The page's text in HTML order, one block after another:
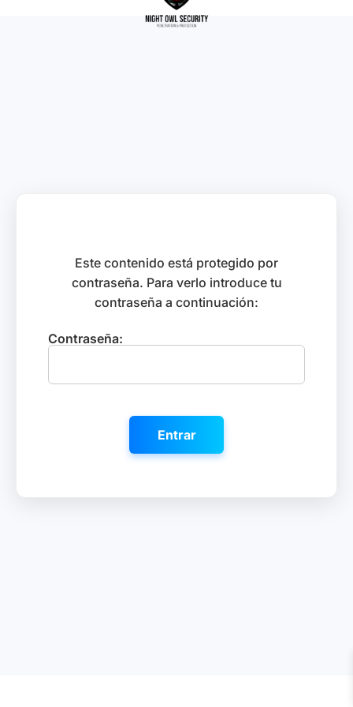
Este contenido está protegido por
contraseña. Para verlo introduce tu
contraseña a continuación:
Contraseña: